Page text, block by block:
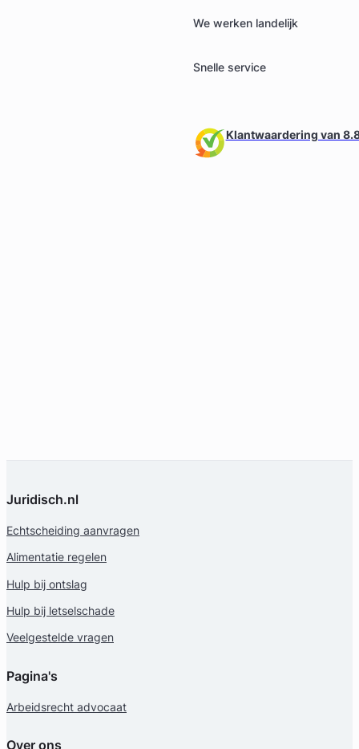
We werken landelijk
Snelle service
Klantwaardering van
Juridisch.nl
Echtscheiding aanvragen
Alimentatie regelen
Hulp bij ontslag
Hulp bij letselschade
Veelgestelde vragen
Pagina's
Arbeidsrecht advocaat
Over ons